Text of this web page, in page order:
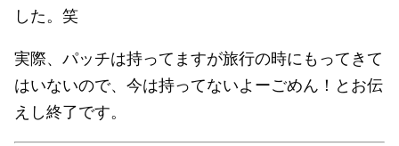
した。笑
実際、パッチは持ってますが旅行の時にもってきて
はいないので、今は持ってないよーごめん！とお伝
えし終了です。